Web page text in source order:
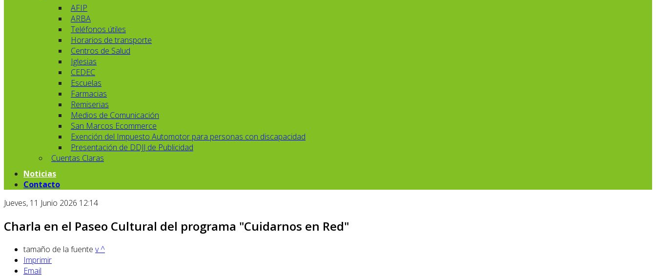
AFIP
ARBA
Teléfonos útiles
Horarios de transporte
Centros de Salud
Iglesias
CEDEC
Escuelas
Farmacias
Remiserias
Medios de Comunicación
San Marcos Ecommerce
Exención del Impuesto Automotor para personas con discapacidad
Presentación de DDJJ de Publicidad
Cuentas Claras
Noticias
Contacto
Jueves, 11 Junio 2026 12:14
Charla en el Paseo Cultural del programa "Cuidarnos en Red"
tamaño de la fuente v^
Imprimir
Email